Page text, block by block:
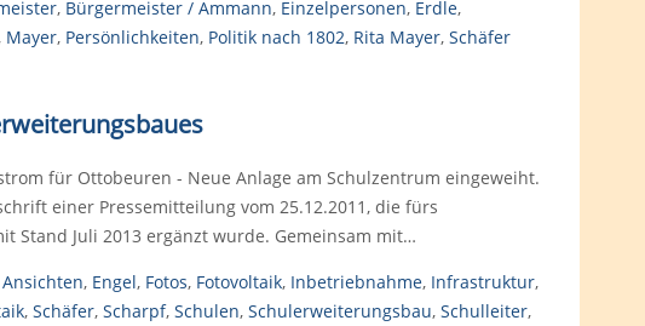
, Bürgermeister / Ammann, Einzelpersonen, Erdle,
Mayer, Persönlichkeiten, Politik nach 1802, Rita Mayer, Schäfer
für Ottobeuren - Neue Anlage am Schulzentrum eingeweiht.
einer Pressemitteilung vom 25.12.2011, die fürs
Stand Juli 2013 ergänzt wurde. Gemeinsam mit…
Ansichten, Engel, Fotos, Fotovoltaik, Inbetriebnahme, Infrastruktur,
, Schäfer, Scharpf, Schulen, Schulerweiterungsbau, Schulleiter,